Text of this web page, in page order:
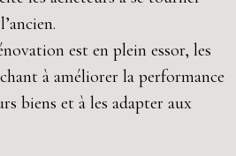
est en plein essor, les
à améliorer la performance
biens et à les adapter aux